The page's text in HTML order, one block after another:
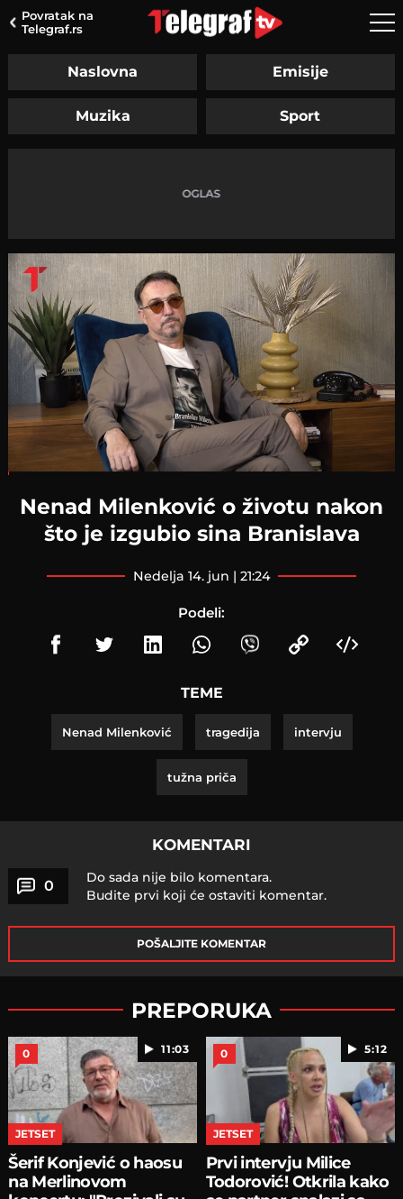
Povratak na
Telegraf.rs
Naslovna Emisije
Muzika Sport
Nenad Milenković o životu nakon
što je izgubio sina Branislava
nedelja 14. jun | 21:24
Podeli:
TEME
Nenad Milenković tragedija intervju
tužna priča
KOMENTARI
0
Do sada nije bilo komentara.
Budite prvi koji će ostaviti komentar.
POŠALJITE KOMENTAR
PREPORUKA
11:03
0
JETSET
Šerif Konjević o haosu
na Merlinovom
5:12
0
JETSET
Prvi intervju Milice
Todorović! Otkrila kako